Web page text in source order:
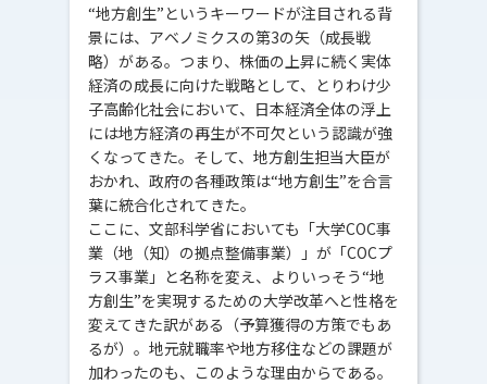
“地方創生”というキーワードが注目される背
景には、アベノミクスの第3の矢（成長戦
略）がある。つまり、株価の上昇に続く実体
経済の成長に向けた戦略として、とりわけ少
子高齢化社会において、日本経済全体の浮上
には地方経済の再生が不可欠という認識が強
くなってきた。そして、地方創生担当大臣が
おかれ、政府の各種政策は“地方創生”を合言
葉に統合化されてきた。
ここに、文部科学省においても「大学COC事
業（地（知）の拠点整備事業）」が「COCプ
ラス事業」と名称を変え、よりいっそう“地
方創生”を実現するための大学改革へと性格を
変えてきた訳がある（予算獲得の方策でもあ
るが）。地元就職率や地方移住などの課題が
加わったのも、このような理由からである。